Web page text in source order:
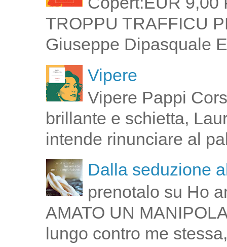
TROPPU TRAFFICU
Giuseppe Dipasquale
Vipere
Vipere Pappi
brillante e schietta,
intende rinunciare al
Dalla seduzione
prenotalo su Ho
AMATO UN
lungo contro me